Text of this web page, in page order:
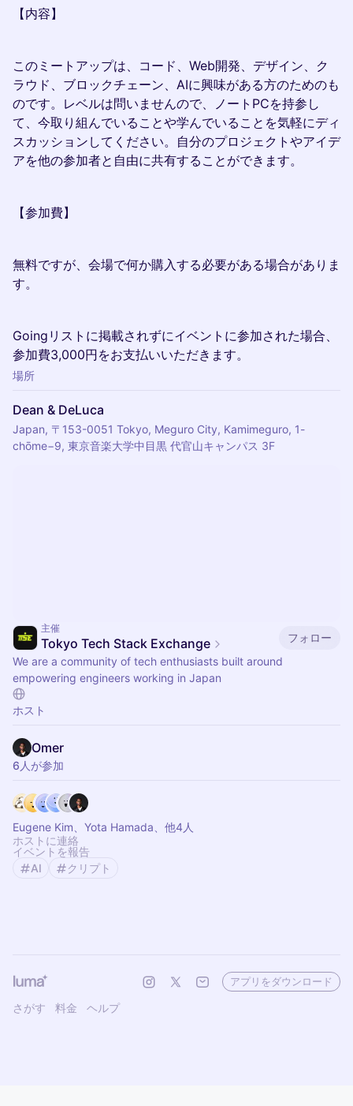
【内容】
このミートアップは、コード、Web開発、デザイン、ク
ラウド、ブロックチェーン、AIに興味がある方のためのも
のです。レベルは問いませんので、ノートPCを持参し
て、今取り組んでいることや学んでいることを気軽にディ
スカッションしてください。自分のプロジェクトやアイデ
アを他の参加者と自由に共有することができます。
【参加費】
無料ですが、会場で何か購入する必要がある場合がありま
す。
Goingリストに掲載されずにイベントに参加された場合、
参加費3,000円をお支払いいただきます。
場所
Dean & DeLuca
Japan, 〒153-0051 Tokyo, Meguro City, Kamimeguro, 1-
chōme−9, 東京音楽大学中目黒 代官山キャンパス 3F
主催
Tokyo Tech Stack Exchange
フォロー
We are a community of tech enthusiasts built around
empowering engineers working in Japan
ホスト
Omer
6人が参加
Eugene Kim、Yota Hamada、他4人
ホストに連絡
イベントを報告
AI
クリプト
さがす 料金 ヘルプ
アプリをダウンロード